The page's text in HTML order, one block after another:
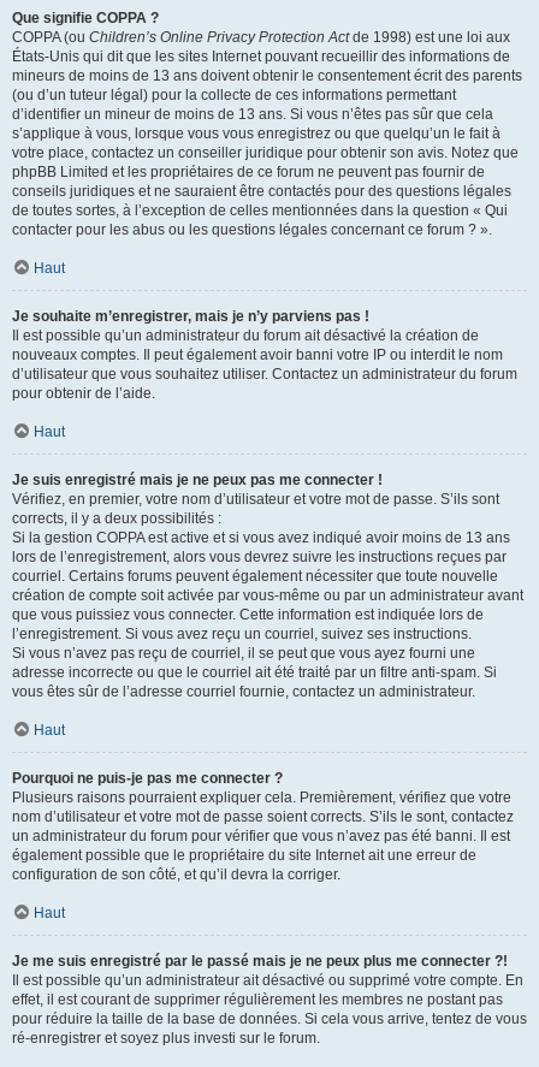
Que signifie COPPA ?
COPPA (ou Children’s Online Privacy Protection Actde 1998) est une loi aux
États-Unis qui dit que les sites Internet pouvant recueillir des informations de
mineurs de moins de 13 ans doivent obtenir le consentement écrit des parents
(ou d’un tuteur légal) pour la collecte de ces informations permettant
d’identifier un mineur de moins de 13 ans. Si vous n’êtes pas sûr que cela
s’applique à vous, lorsque vous vous enregistrez ou que quelqu’un le fait à
votre place, contactez un conseiller juridique pour obtenir son avis. Notez que
phpBB Limited et les propriétaires de ce forum ne peuvent pas fournir de
conseils juridiques et ne sauraient être contactés pour des questions légales
de toutes sortes, à l’exception de celles mentionnées dans la question « Qui
contacter pour les abus ou les questions légales concernant ce forum ? ».
Haut
Je souhaite m’enregistrer, mais je n’y parviens pas !
Il est possible qu’un administrateur du forum ait désactivé la création de
nouveaux comptes. Il peut également avoir banni votre IP ou interdit le nom
d’utilisateur que vous souhaitez utiliser. Contactez un administrateur du forum
pour obtenir de l’aide.
Haut
Je suis enregistré mais je ne peux pas me connecter !
Vérifiez, en premier, votre nom d’utilisateur et votre mot de passe. S’ils sont
corrects, il y a deux possibilités :
Si la gestion COPPA est active et si vous avez indiqué avoir moins de 13 ans
lors de l’enregistrement, alors vous devrez suivre les instructions reçues par
courriel. Certains forums peuvent également nécessiter que toute nouvelle
création de compte soit activée par vous-même ou par un administrateur avant
que vous puissiez vous connecter. Cette information est indiquée lors de
l’enregistrement. Si vous avez reçu un courriel, suivez ses instructions.
Si vous n’avez pas reçu de courriel, il se peut que vous ayez fourni une
adresse incorrecte ou que le courriel ait été traité par un filtre anti-spam. Si
vous êtes sûr de l’adresse courriel fournie, contactez un administrateur.
Haut
Pourquoi ne puis-je pas me connecter ?
Plusieurs raisons pourraient expliquer cela. Premièrement, vérifiez que votre
nom d’utilisateur et votre mot de passe soient corrects. S’ils le sont, contactez
un administrateur du forum pour vérifier que vous n’avez pas été banni. Il est
également possible que le propriétaire du site Internet ait une erreur de
configuration de son côté, et qu’il devra la corriger.
Haut
Je me suis enregistré par le passé mais je ne peux plus me connecter ?!
Il est possible qu’un administrateur ait désactivé ou supprimé votre compte. En
effet, il est courant de supprimer régulièrement les membres ne postant pas
pour réduire la taille de la base de données. Si cela vous arrive, tentez de vous
ré-enregistrer et soyez plus investi sur le forum.